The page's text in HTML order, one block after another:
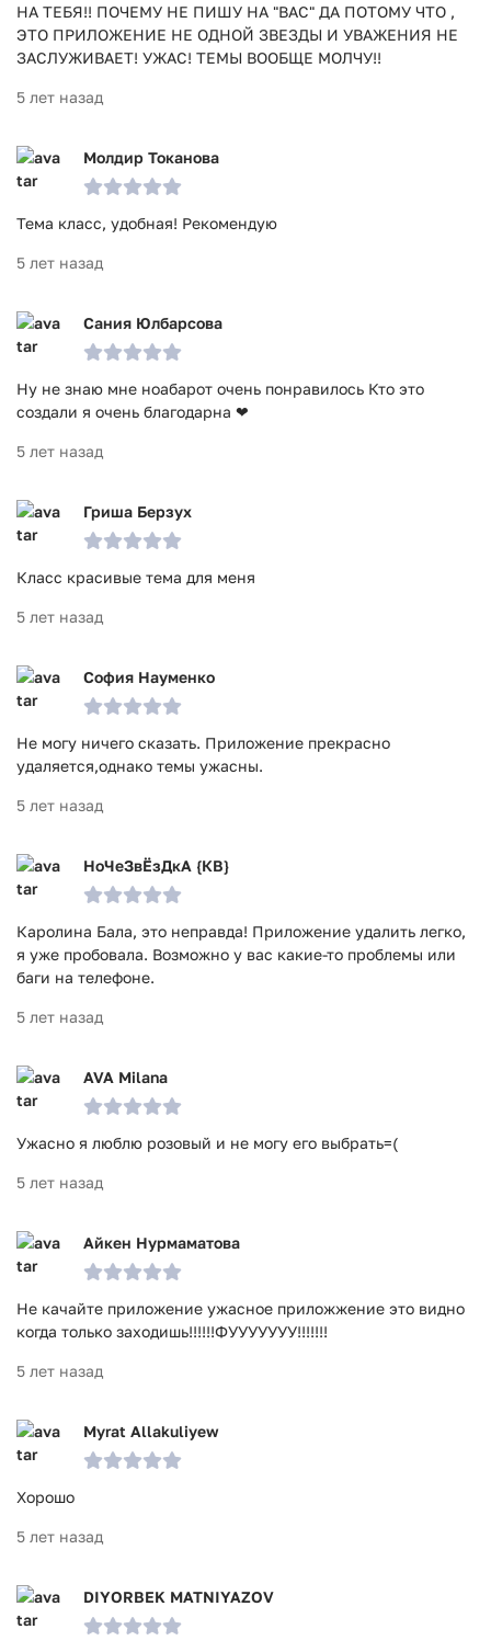
НА ТЕБЯ!! ПОЧЕМУ НЕ ПИШУ НА "ВАС" ДА ПОТОМУ ЧТО ,
ЭТО ПРИЛОЖЕНИЕ НЕ ОДНОЙ ЗВЕЗДЫ И УВАЖЕНИЯ НЕ
ЗАСЛУЖИВАЕТ! УЖАС! ТЕМЫ ВООБЩЕ МОЛЧУ!!
5 лет назад
Молдир Токанова
Тема класс, удобная! Рекомендую
5 лет назад
Сания Юлбарсова
Ну не знаю мне ноабарот очень понравилось Кто это
создали я очень благодарна ❤
5 лет назад
Гриша Берзух
Класс красивые тема для меня
5 лет назад
София Науменко
Не могу ничего сказать. Приложение прекрасно
удаляется,однако темы ужасны.
5 лет назад
НоЧеЗвЁзДкА {КВ}
Каролина Бала, это неправда! Приложение удалить легко,
я уже пробовала. Возможно у вас какие-то проблемы или
баги на телефоне.
5 лет назад
AVA Milana
Ужасно я люблю розовый и не могу его выбрать=(
5 лет назад
Айкен Нурмаматова
Не качайте приложение ужасное приложжение это видно
когда только заходишь!!!!!!ФУУУУУУУ!!!!!!!
5 лет назад
Myrat Allakuliyew
Хорошо
5 лет назад
DIYORBEK MATNIYAZOV